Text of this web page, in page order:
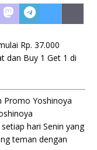
Rp. 37.000
dan Buy 1 Get 1 di
Promo Yoshinoya
hari Senin yang
teman dengan